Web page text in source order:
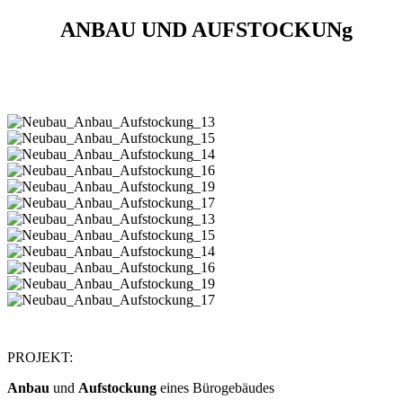
ANBAU UND AUFSTOCKUNg
PROJEKT:
Anbau und Aufstockung eines Bürogebäudes